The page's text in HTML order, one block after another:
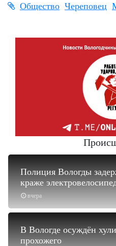
Общество Череповец
вчера
Полиция Вологды
краже
В Вологде осуждён
прохожего